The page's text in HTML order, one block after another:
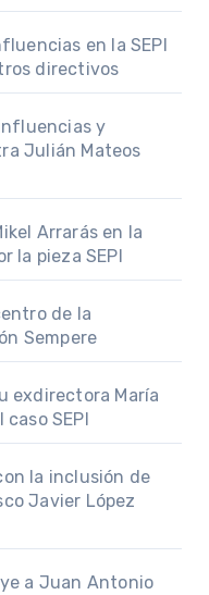
en la SEPI
directivos
y
Julián Mateos
Arrarás en la
la pieza SEPI
de la
Sempere
exdirectora María
SEPI
la inclusión de
Javier López
a Juan Antonio